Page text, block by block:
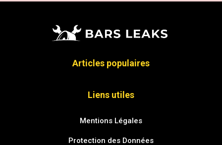
Articles populaires
Liens utiles
Mentions Légales
Protection des Données